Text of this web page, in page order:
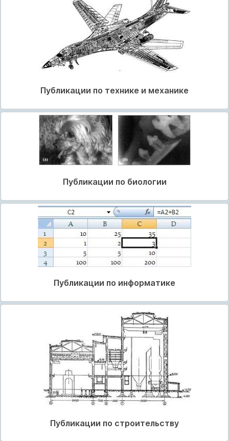
Публикации по технике и механике
Публикации по биологии
Публикации по информатике
Публикации по строительству